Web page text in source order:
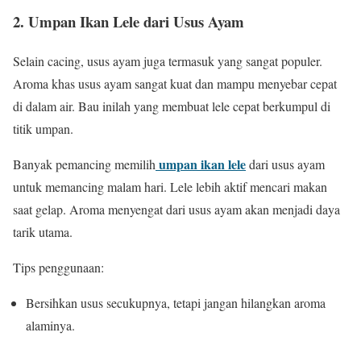
2. Umpan Ikan Lele dari Usus Ayam
Selain cacing, usus ayam juga termasuk yang sangat populer.
Aroma khas usus ayam sangat kuat dan mampu menyebar cepat
di dalam air. Bau inilah yang membuat lele cepat berkumpul di
titik umpan.
Banyak pemancing memilih umpan ikan leledari usus ayam
untuk memancing malam hari. Lele lebih aktif mencari makan
saat gelap. Aroma menyengat dari usus ayam akan menjadi daya
tarik utama.
Tips penggunaan:
Bersihkan usus secukupnya, tetapi jangan hilangkan aroma
alaminya.